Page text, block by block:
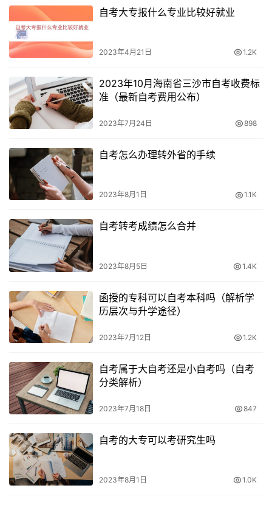
2. 在规定时间内进行报名
根据官方通知，考生需要在规定的时间内进行报名。报名时
间一般较短，因此考生需要提前关注官方通知，确保不会错
过报名的截止日期。
3. 缴纳报名费
额会在官方通知中公布，考生需要按时缴纳，以确保报名的
有效性。
4. 确认报名信息
报名完成后，考生需要核对报名信息的准确性。确认无误
后，等待官方的进一步通知。
5. 备考准备
报名完成后，考生可以开始制定备考计划，合理安排学习时
间，准备考试所需的教材和学习资料。通过自主学习，提升
自己的知识水平，为考试做好充分准备。
自考大专报什么专业比较好就业
2023年4月21日 1.2K
2023年10月海南省三沙市自考收费标
准（最新自考费用公布）
2023年7月24日 898
自考怎么办理转外省的手续
2023年8月1日 1.1K
自考转考成绩怎么合并
2023年8月5日 1.4K
函授的专科可以自考本科吗（解析学
历层次与升学途径）
2023年7月12日 1.2K
自考属于大自考还是小自考吗（自考
分类解析）
2023年7月18日 847
自考的大专可以考研究生吗
2023年8月1日 1.0K